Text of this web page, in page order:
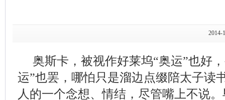
奥斯卡，被视作好莱坞“奥运”也好
运”也罢，哪怕只是溜边点缀陪太子读
人的一个念想、情结，尽管嘴上不说